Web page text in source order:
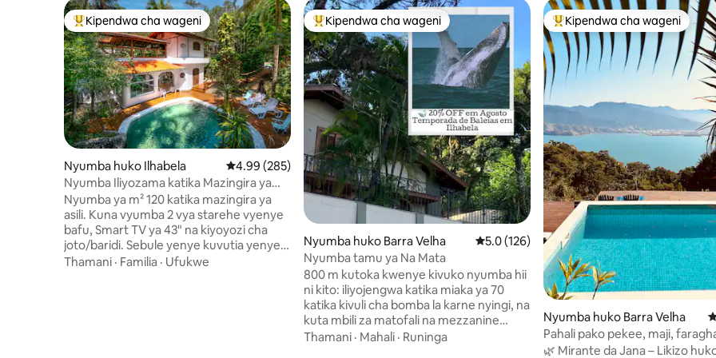
Kipendwa maarufu cha wageni
Kipendwa cha wageni
Nyumba huko Ilhabela Ukadiriaji wa wastani wa 4.99 kati ya 5, tathmini 285
4.99 (285)
Nyumba Iliyozama katika Mazingira ya
Asili | Bwawa | Paa la Mwangaza wa Anga
Nyumba ya m² 120 katika mazingira ya
asili. Kuna vyumba 2 vya starehe vyenye
bafu, Smart TV ya 43" na kiyoyozi cha
joto/baridi. Sebule yenye kuvutia yenye
Smart TV ya 65" na kiyoyozi. Jiko kamili
Thamani · Familia · Ufukwe
Kipendwa maarufu cha wageni
Kipendwa cha wageni
Nyumba huko Barra Velha Ukadiriaji wa wastani wa 5.0 kati ya 5,
5.0 (126)
Nyumba tamu ya Na Mata
800 m kutoka kwenye kivuko nyumba hii
ni kito: iliyojengwa katika miaka ya 70
katika kivuli cha bomba la karne nyingi, na
kuta mbili za matofali na mezzanine
katika mbao za ipê. Vyote
Thamani · Mahali · Runinga
Kipendwa maarufu cha wageni
Kipendwa cha wageni
Nyumba huko Barra Velha
Pahali pako pekee, maji,
🌿 Mirante da Jana – Likizo